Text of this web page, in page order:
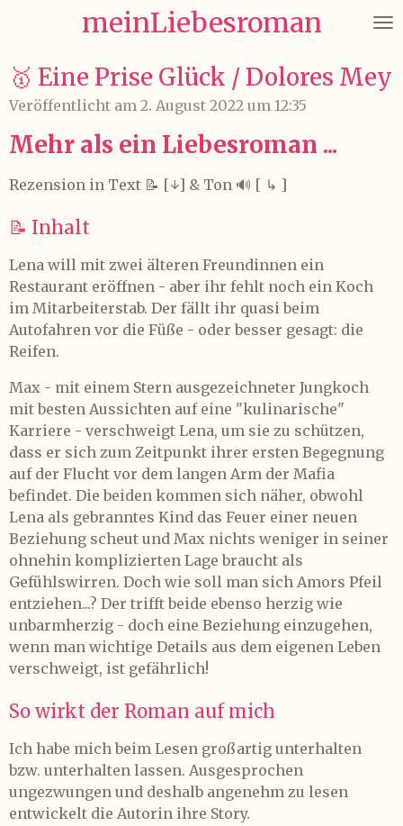
meinLiebesroman
🥇 Eine Prise Glück / Dolores Mey
Veröffentlicht am 2. August 2022 um 12:35
Mehr als ein Liebesroman ...
Rezension in Text 📝 [↓] & Ton 🔊 [ ↳ ]
📝 Inhalt
Lena will mit zwei älteren Freundinnen ein
Restaurant eröffnen - aber ihr fehlt noch ein Koch
im Mitarbeiterstab. Der fällt ihr quasi beim
Autofahren vor die Füße - oder besser gesagt: die
Reifen.
Max - mit einem Stern ausgezeichneter Jungkoch
mit besten Aussichten auf eine "kulinarische"
Karriere - verschweigt Lena, um sie zu schützen,
dass er sich zum Zeitpunkt ihrer ersten Begegnung
auf der Flucht vor dem langen Arm der Mafia
befindet. Die beiden kommen sich näher, obwohl
Lena als gebranntes Kind das Feuer einer neuen
Beziehung scheut und Max nichts weniger in seiner
ohnehin komplizierten Lage braucht als
Gefühlswirren. Doch wie soll man sich Amors Pfeil
entziehen...? Der trifft beide ebenso herzig wie
unbarmherzig - doch eine Beziehung einzugehen,
wenn man wichtige Details aus dem eigenen Leben
verschweigt, ist gefährlich!
So wirkt der Roman auf mich
Ich habe mich beim Lesen großartig unterhalten
bzw. unterhalten lassen. Ausgesprochen
ungezwungen und deshalb angenehm zu lesen
entwickelt die Autorin ihre Story.